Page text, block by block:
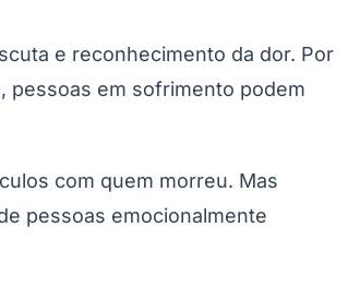
e reconhecimento da dor. Por
pessoas em sofrimento podem
com quem morreu. Mas
pessoas emocionalmente